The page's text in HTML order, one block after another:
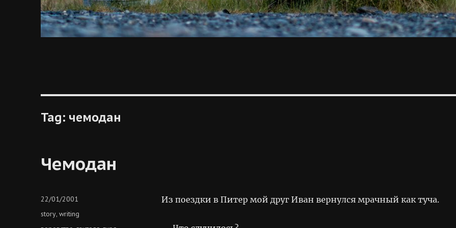
Tag: чемодан
Чемодан
Из поездки в Питер мой друг Иван вернулся мрачный как туча.
Posted
22/01/2001
Categories
story,writing